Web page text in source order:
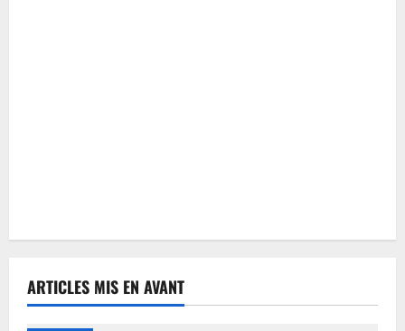
ARTICLES MIS EN AVANT